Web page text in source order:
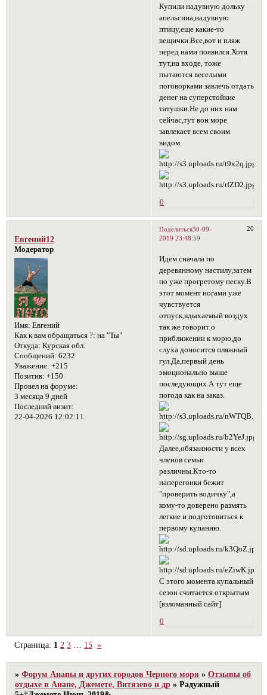
Купили надувную дольку
апельсина,надувную
птицу,еще какие-то
вещички.Все,вот и пляж
перед нами появился.Хотя
тут,на входе, тоже
пытаются веселыми
поговорками завлечь отдать
денег на суперстойкие
татушки.Не до них нам
сейчас,тут вон море
завлекает всем своим
видом.
0
Поделиться 20
30-09-
2019 23:48:59
Евгений12
Модератор
Имя: Евгений
Как к вам обращаться ?: на "Ты"
Откуда: Курская обл.
Сообщений: 6232
Уважение: +215
Позитив: +150
Провел на форуме:
3 месяца 9 дней
Последний визит:
22-04-2026 12:02:11
Идем сначала по
деревянному настилу,затем
по уже прогретому песку.В
этот момент ногами уже
чувствуется
отпуск,вдыхаемый воздух
так же говорит о
приближении к морю,до
слуха доносится пляжный
гул.Да,первый день
эмоционально выше
последующих.А тут еще
погода как на заказ.
Далее,обязанности у всех
членов семьи
различны.Кто-то
наперегонки бежит
"проверить водичку",а
кому-то доверено размять
легкие и подготовиться к
первому купанию.
С этого момента купальный
сезон считается открытым
[взломанный сайт]
0
Страница: 1 2 3 15 »
»Форум Анапы и других городов Черного моря »Отзывы об
отдыхе в Анапе, Джемете, Витязево и др »Радужный